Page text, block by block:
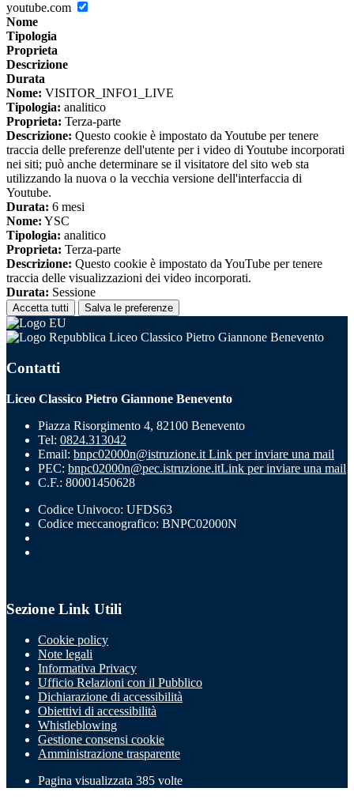
youtube.com
Nome
Tipologia
Proprieta
Descrizione
Durata
Nome: VISITOR_INFO1_LIVE
Tipologia: analitico
Proprieta: Terza-parte
Descrizione: Questo cookie è impostato da Youtube per tenere
traccia delle preferenze dell'utente per i video di Youtube incorporati
nei siti; può anche determinare se il visitatore del sito web sta
utilizzando la nuova o la vecchia versione dell'interfaccia di
Youtube.
Durata: 6 mesi
Nome: YSC
Tipologia: analitico
Proprieta: Terza-parte
Descrizione: Questo cookie è impostato da YouTube per tenere
traccia delle visualizzazioni dei video incorporati.
Durata: Sessione
Accetta tutti Salva le preferenze
Liceo Classico Pietro Giannone Benevento
Contatti
Liceo Classico Pietro Giannone Benevento
Piazza Risorgimento 4, 82100 Benevento
Tel: 0824.313042
Email: bnpc02000n@istruzione.it Link per inviare una mail
PEC: bnpc02000n@pec.istruzione.itLink per inviare una mail
C.F.: 80001450628
Codice Univoco: UFDS63
Codice meccanografico: BNPC02000N
Sezione Link Utili
Cookie policy
Note legali
Informativa Privacy
Ufficio Relazioni con il Pubblico
Dichiarazione di accessibilità
Obiettivi di accessibilità
Whistleblowing
Gestione consensi cookie
Amministrazione trasparente
Pagina visualizzata 385 volte